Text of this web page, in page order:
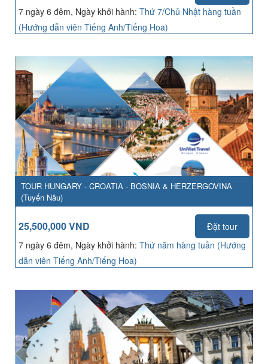
7 ngày 6 đêm, Ngày khởi hành: Thứ 7/Chủ Nhật hàng tuần
(Hướng dẫn viên Tiếng Anh/Tiếng Hoa)
TOUR HUNGARY - CROATIA - BOSNIA & HERZERGOVINA
(Tuyến Nâu)
25,500,000 VND
Đặt tour
7 ngày 6 đêm, Ngày khởi hành: Thứ năm hàng tuần (Hướng
dẫn viên Tiếng Anh/Tiếng Hoa)